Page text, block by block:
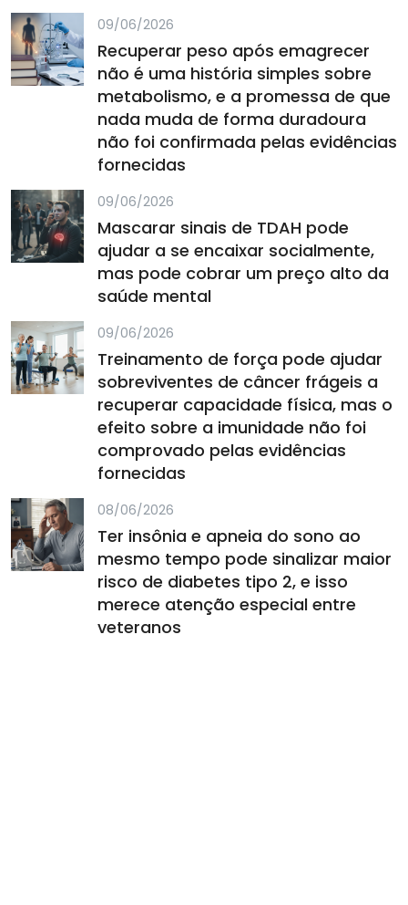
09/06/2026
Recuperar peso após emagrecer
não é uma história simples sobre
metabolismo, e a promessa de que
nada muda de forma duradoura
não foi confirmada pelas evidências
fornecidas
09/06/2026
Mascarar sinais de TDAH pode
ajudar a se encaixar socialmente,
mas pode cobrar um preço alto da
saúde mental
09/06/2026
Treinamento de força pode ajudar
sobreviventes de câncer frágeis a
recuperar capacidade física, mas o
efeito sobre a imunidade não foi
comprovado pelas evidências
fornecidas
08/06/2026
Ter insônia e apneia do sono ao
mesmo tempo pode sinalizar maior
risco de diabetes tipo 2, e isso
merece atenção especial entre
veteranos